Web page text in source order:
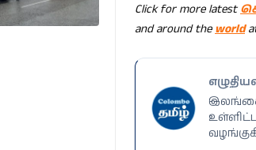
Click for more latest
and around theworld
இலங்கை,